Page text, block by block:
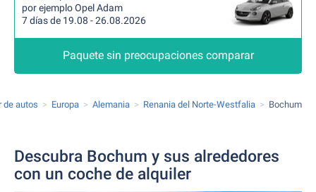
por ejemplo Opel Adam
7 días de 19.08 - 26.08.2026
Paquete sin preocupaciones comparar
de autos Europa Alemania Renania del Norte-Westfalia Bochum
Descubra Bochum y sus alrededores
con un coche de alquiler